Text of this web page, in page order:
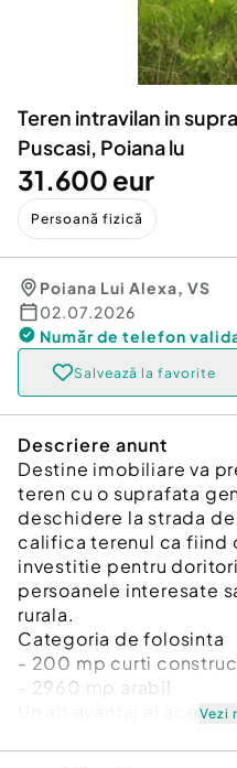
Animale de companie
Afaceri și
Inchiriere Bunuri si
Utilaje agricole si
Piese auto si accesorii
Teren intravilan in
Puscasi, Poiana lu
31.600 eur
Persoană fizică
Poiana Lui Alexa, VS
02.07.2026
Număr de telefon
Salvează la favorite
Descriere anunt
Destine imobiliare va
teren cu o suprafata
deschidere la strada
califica terenul ca fiind
investitie pentru
persoanele interesate
rurala.
Categoria de folosinta
- 200 mp curti
- 2960 mp arabil
Un alt avantaj al
Vezi